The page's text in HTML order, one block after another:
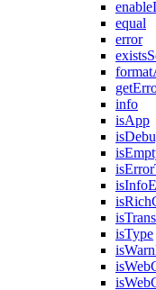
equal
error
info
isApp
isType